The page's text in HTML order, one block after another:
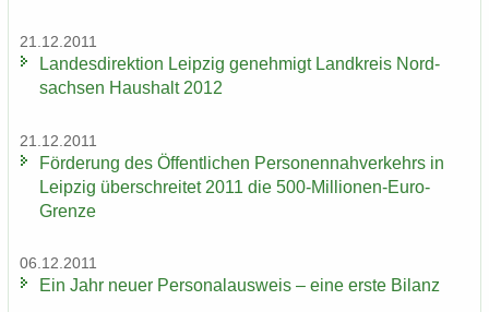
21.12.2011
Lan­des­di­rek­ti­on Leip­zig ge­neh­migt Land­kreis Nord­
sach­sen Haus­halt 2012
21.12.2011
För­de­rung des Öf­fent­li­chen Per­so­nen­nah­ver­kehrs in
Leip­zig über­schrei­tet 2011 die 500-​Millionen-Euro-
Grenze
06.12.2011
Ein Jahr neuer Per­so­nal­aus­weis – eine erste Bi­lanz